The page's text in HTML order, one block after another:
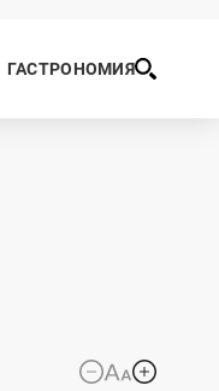
ГАСТРОНОМИЯ